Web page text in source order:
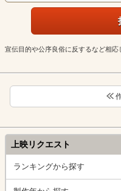
宣伝目的や公序良俗に反するなど相応
上映リクエスト
ランキングから探す